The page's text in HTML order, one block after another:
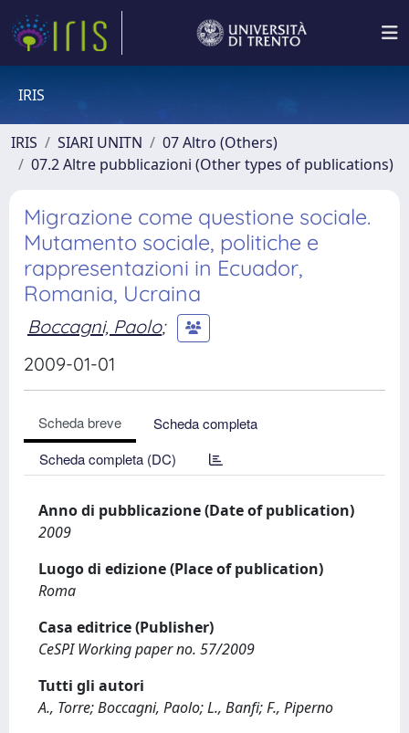
IRIS
IRIS SIARI UNITN
07 Altro (Others)
07.2 Altre pubblicazioni (Other types of publications)
Migrazione come questione sociale.
Mutamento sociale, politiche e
rappresentazioni in Ecuador,
Romania, Ucraina
Boccagni, Paolo;
2009-01-01
Scheda breve
Scheda completa
Scheda completa (DC)
Anno di pubblicazione (Date of publication)
2009
Luogo di edizione (Place of publication)
Roma
Casa editrice (Publisher)
CeSPI Working paper no. 57/2009
Tutti gli autori
A., Torre; Boccagni, Paolo; L., Banfi; F., Piperno